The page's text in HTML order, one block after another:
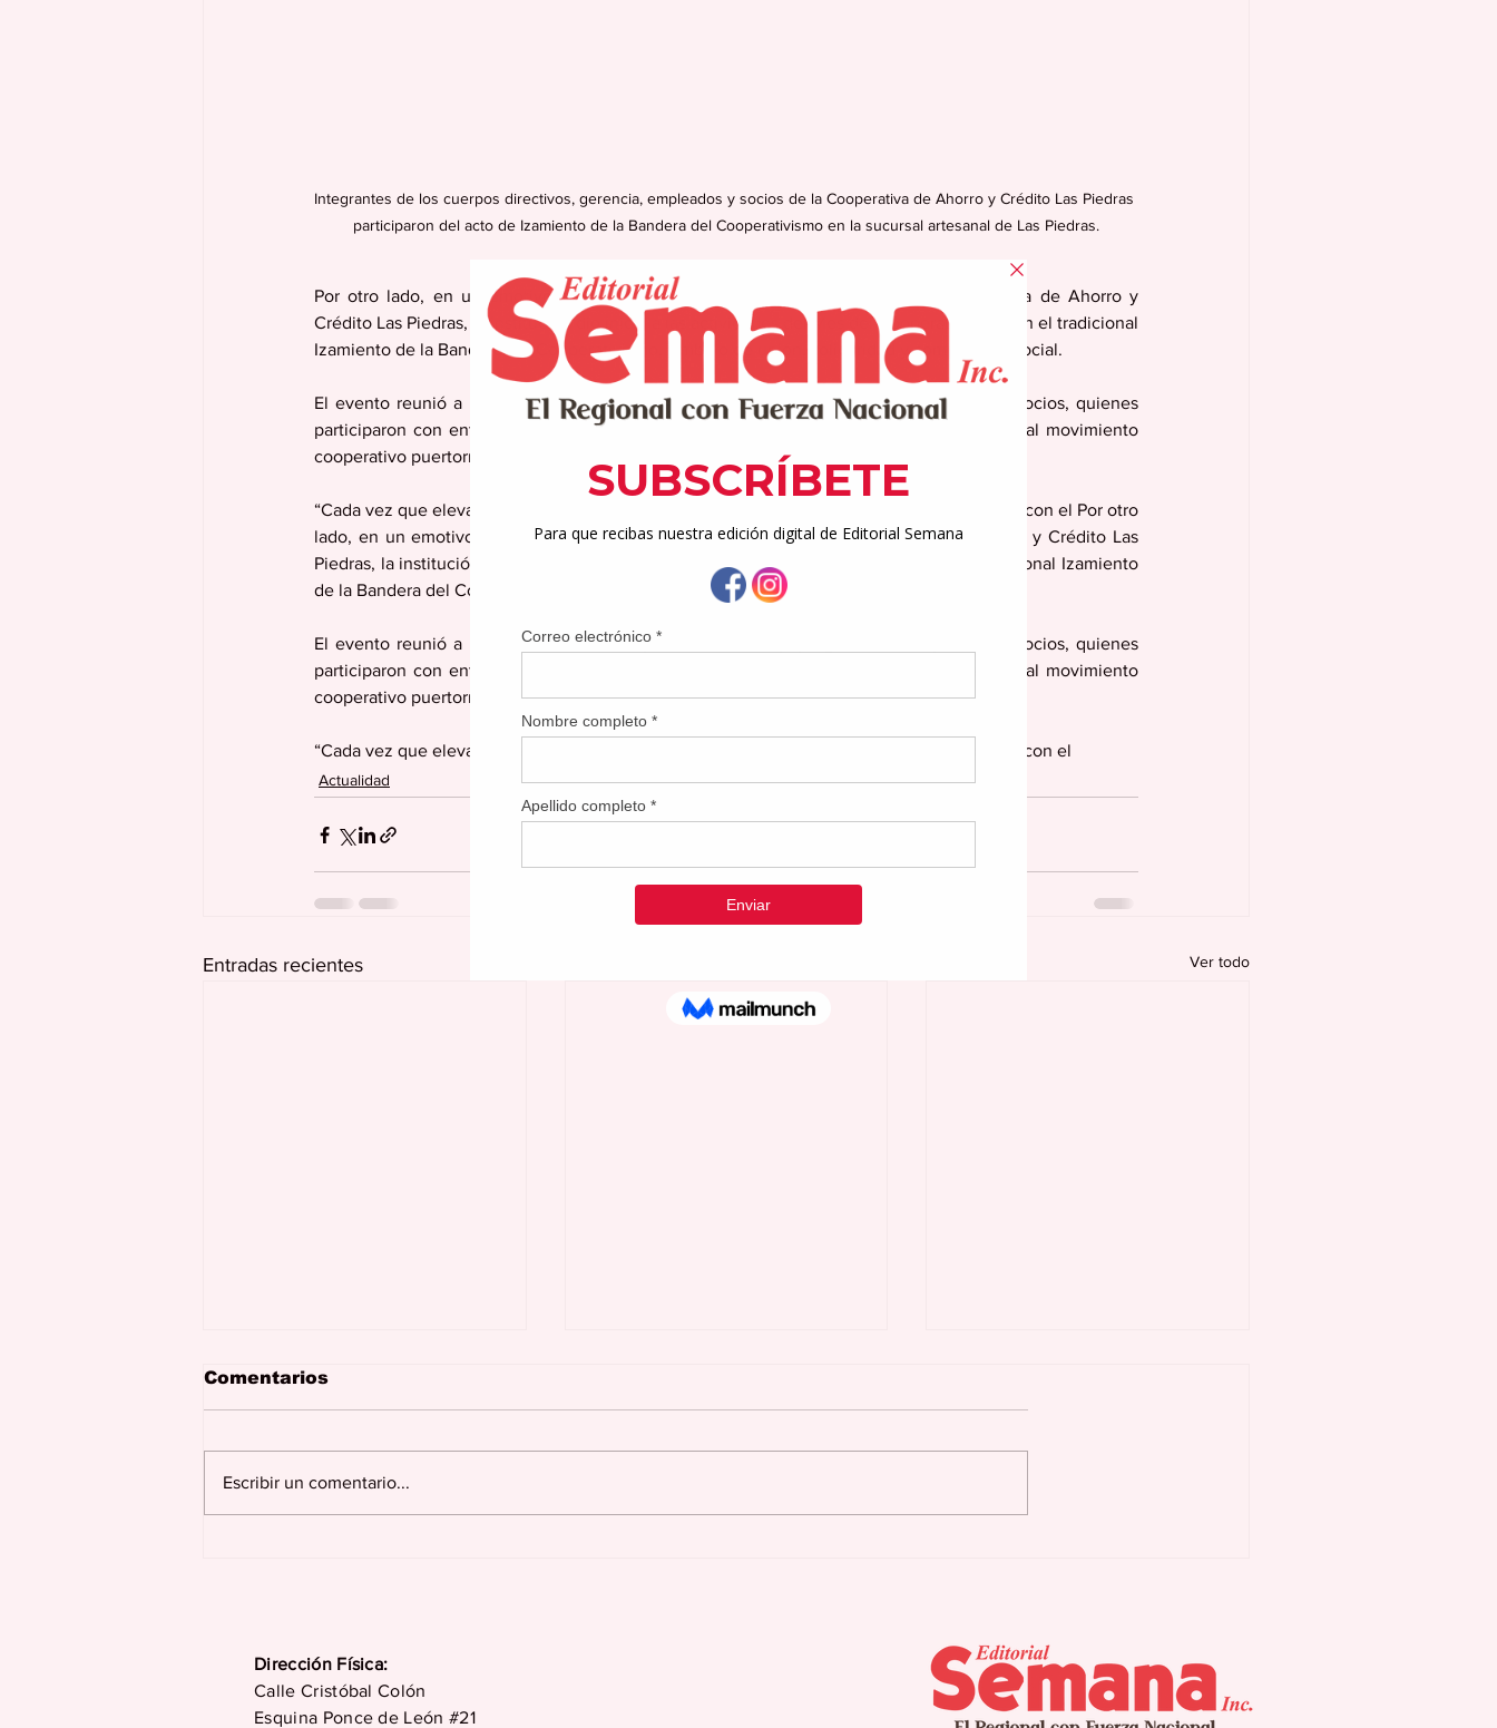
Integrantes de los cuerpos directivos, gerencia, empleados y socios de la Cooperativa de Ahorro y Crédito Las Piedras
participaron del acto de Izamiento de la Bandera del Cooperativismo en la sucursal artesanal de Las Piedras.
Por otro lado, en un emotivo acto celebrado en la sucursal artesanal de la Cooperativa de Ahorro y
Crédito Las Piedras, la institución dio inicio a las actividades del Mes del Cooperativismo con el tradicional
Izamiento de la Bandera del Cooperativismo, símbolo de unión, solidaridad y compromiso social.
El evento reunió a miembros de los cuerpos directivos, equipo gerencial, empleados y socios, quienes
participaron con entusiasmo en esta ceremonia que resalta los valores que caracterizan al movimiento
cooperativo puertorriqueño.
“Cada vez que elevamos la ban-dera del cooperativismo, reafirmamos nuestro compromiso con el Por otro
lado, en un emotivo acto celebrado en la sucursal artesanal de la Cooperativa de Ahorro y Crédito Las
Piedras, la institución dio inicio a las actividades del Mes del Cooperativismo con el tradicional Izamiento
de la Bandera del Cooperativismo, símbolo de unión, solidaridad y compromiso social.
El evento reunió a miembros de los cuerpos directivos, equipo gerencial, empleados y socios, quienes
participaron con entusiasmo en esta ceremonia que resalta los valores que caracterizan al movimiento
cooperativo puertorriqueño.
“Cada vez que elevamos la bandera del cooperativismo, reafirma-mos nuestro compromiso con el
Actualidad
Entradas recientes Ver todo
Comentarios
Escribir un comentario...
Dirección Física:
Calle Cristóbal Colón
Esquina Ponce de León #21